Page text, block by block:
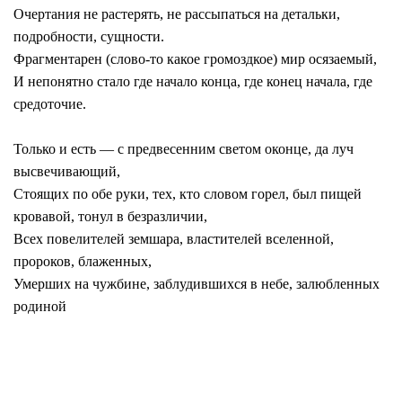
Очертания не растерять, не рассыпаться на детальки,
подробности, сущности.
Фрагментарен (слово-то какое громоздкое) мир осязаемый,
И непонятно стало где начало конца, где конец начала, где
средоточие.
Только и есть — с предвесенним светом оконце, да луч
высвечивающий,
Стоящих по обе руки, тех, кто словом горел, был пищей
кровавой, тонул в безразличии,
Всех повелителей земшара, властителей вселенной,
пророков, блаженных,
Умерших на чужбине, заблудившихся в небе, залюбленных
родиной